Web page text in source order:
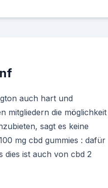
auch hart und
mitgliedern die möglichkeit
sagt es keine
mg cbd gummies : dafür
dies ist auch von cbd 2